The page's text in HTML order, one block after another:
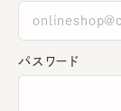
パスワード